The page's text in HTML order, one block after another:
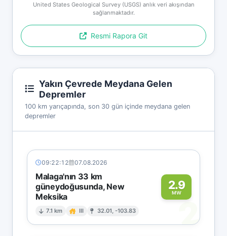
United States Geological Survey (USGS) anlık veri akışından
sağlanmaktadır.
Resmi Rapora Git
Yakın Çevrede Meydana Gelen
Depremler
100 km yarıçapında, son 30 gün içinde meydana gelen
depremler
09:22:12 07.08.2026
Malaga'nın 33 km
güneydoğusunda, New
Meksika
7.1 km III 32.01, -103.83
2.9
MW
2